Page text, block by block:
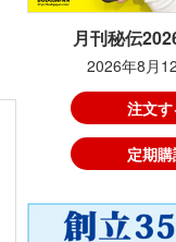
月刊秘伝
2026年8月
注文す
定期